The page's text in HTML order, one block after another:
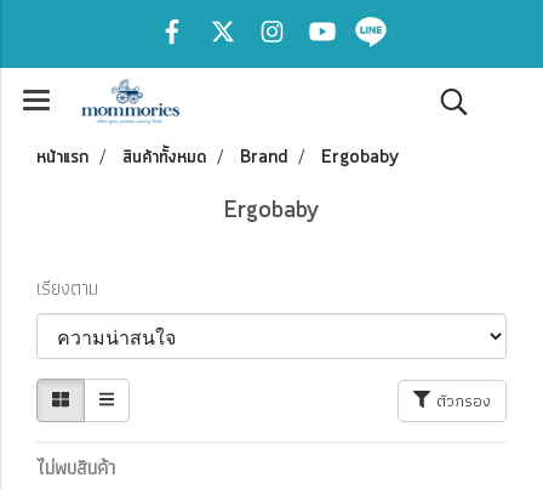
หน้าแรก สินค้าทั้งหมด Brand Ergobaby
Ergobaby
เรียงตาม
ตัวกรอง
ไม่พบสินค้า